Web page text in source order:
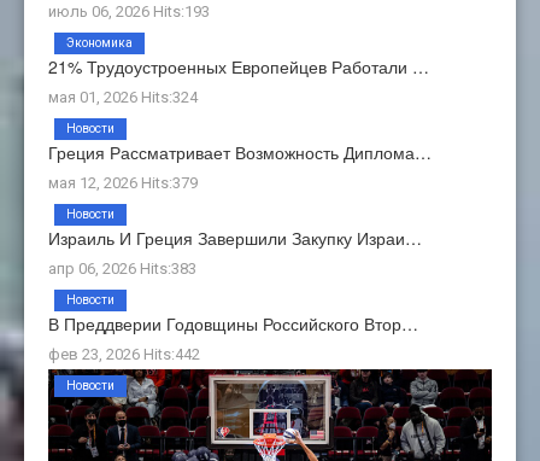
июль 06, 2026 Hits:193
21% Трудоустроенных Европейцев Работали …
мая 01, 2026 Hits:324
Экономика
Греция Рассматривает Возможность Диплома…
мая 12, 2026 Hits:379
Новости
Израиль И Греция Завершили Закупку Израи…
апр 06, 2026 Hits:383
Новости
В Преддверии Годовщины Российского Втор…
фев 23, 2026 Hits:442
Новости
Новости